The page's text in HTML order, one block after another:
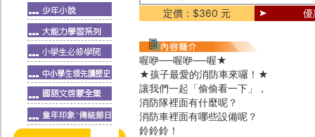
定價：$360 元
喔咿──喔咿──喔★
★孩子最愛的消防車來囉！★
讓我們一起「偷偷看一下」，
消防隊裡面有什麼呢？
消防車裡面有哪些設備呢？
鈴鈴鈴！